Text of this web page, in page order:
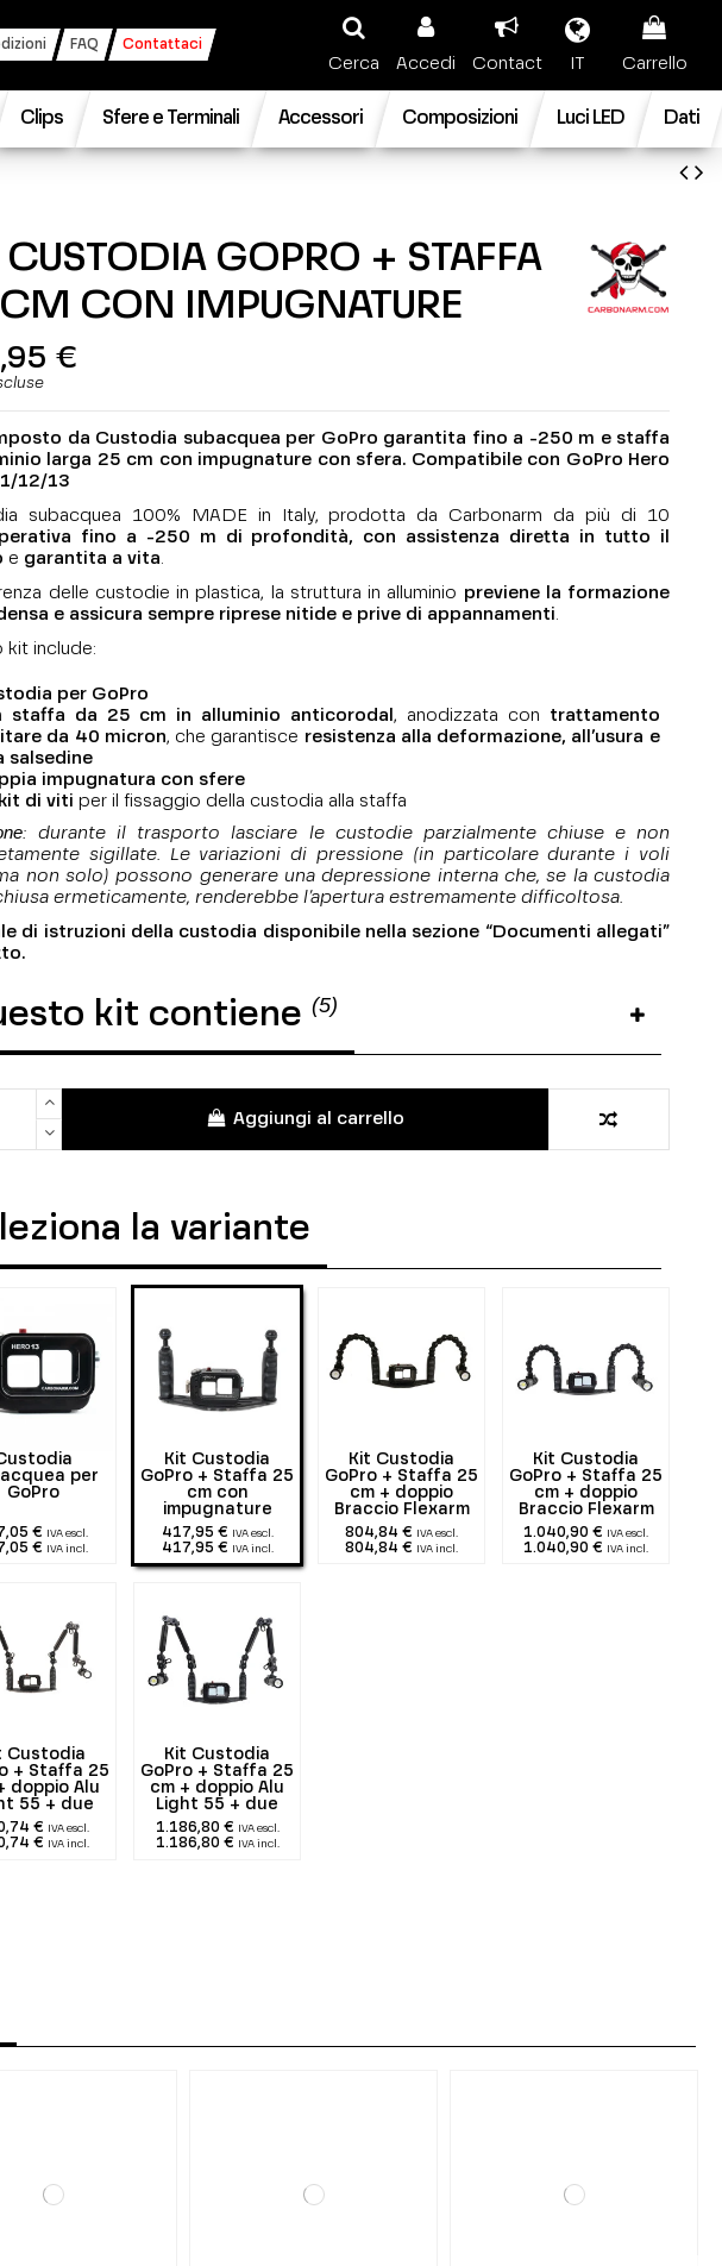
FAQ Contattaci
Cerca Accedi Contact IT Carrello
Clips Sfere e Terminali Accessori Composizioni Luci LED Dati
CUSTODIA GOPRO + STAFFA
CON IMPUGNATURE
€
da Custodia subacquea per GoPro garantita fino a -250 m e staffa
larga 25 cm con impugnature con sfera. Compatibile con GoPro Hero
12/13
subacquea 100% MADE in Italy, prodotta da Carbonarm da più di 10
fino a -250 m di profondità, con assistenza diretta in tutto il
e garantita a vita
delle custodie in plastica, la struttura in alluminio previene la formazione
e assicura sempre riprese nitide e prive di appannamenti.
kit include:
per GoPro
staffa da 25 cm in alluminio anticorodal , anodizzata con trattamento
da 40 micron, che garantisce resistenza alla deformazione, all’usura e
salsedine
impugnatura con sfere
kit di viti per il fissaggio della custodia alla staffa
: durante il trasporto lasciare le custodie parzialmente chiuse e non
sigillate. Le variazioni di pressione (in particolare durante i voli
non solo) possono generare una depressione interna che, se la custodia
ermeticamente, renderebbe l’apertura estremamente difficoltosa.
di istruzioni della custodia disponibile nella sezione “Documenti allegati”
kit contiene (5)
Aggiungi al carrello
la variante
per
GoPro
€ IVA escl.
€ IVA incl.
Kit Custodia
GoPro + Staffa 25
cm con
impugnature
417,95 € IVA escl.
417,95 € IVA incl.
Kit Custodia
GoPro + Staffa 25
cm + doppio
Braccio Flexarm
25 + due 1300
lumen
804,84 € IVA escl.
804,84 € IVA incl.
Kit Custodia
GoPro + Staffa 25
cm + doppio
Braccio Flexarm
25 + due 2900
lumen
1.040,90 € IVA escl.
1.040,90 € IVA incl.
Custodia
+ Staffa 25
doppio Alu
55 + due
lumen
€ IVA escl.
€ IVA incl.
Kit Custodia
GoPro + Staffa 25
cm + doppio Alu
Light 55 + due
2900 lumen
1.186,80 € IVA escl.
1.186,80 € IVA incl.